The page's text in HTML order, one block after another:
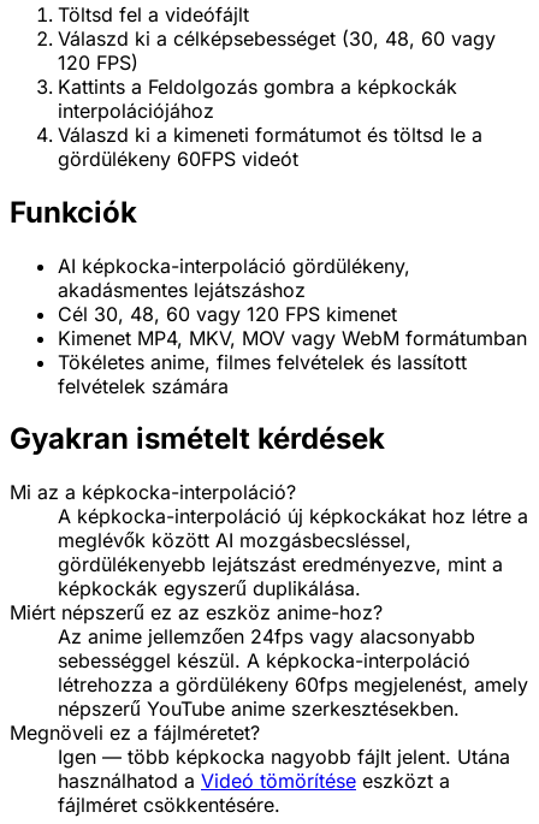
Töltsd fel a videófájlt
Válaszd ki a célképsebességet (30, 48, 60 vagy
120 FPS)
Kattints a Feldolgozás gombra a képkockák
interpolációjához
Válaszd ki a kimeneti formátumot és töltsd le a
gördülékeny 60FPS videót
Funkciók
AI képkocka-interpoláció gördülékeny,
akadásmentes lejátszáshoz
Cél 30, 48, 60 vagy 120 FPS kimenet
Kimenet MP4, MKV, MOV vagy WebM formátumban
Tökéletes anime, filmes felvételek és lassított
felvételek számára
Gyakran ismételt kérdések
Mi az a képkocka-interpoláció?
A képkocka-interpoláció új képkockákat hoz létre a
meglévők között AI mozgásbecsléssel,
gördülékenyebb lejátszást eredményezve, mint a
képkockák egyszerű duplikálása.
Miért népszerű ez az eszköz anime-hoz?
Az anime jellemzően 24fps vagy alacsonyabb
sebességgel készül. A képkocka-interpoláció
létrehozza a gördülékeny 60fps megjelenést, amely
népszerű YouTube anime szerkesztésekben.
Megnöveli ez a fájlméretet?
Igen — több képkocka nagyobb fájlt jelent. Utána
használhatod a Videó tömörítése eszközt a
fájlméret csökkentésére.